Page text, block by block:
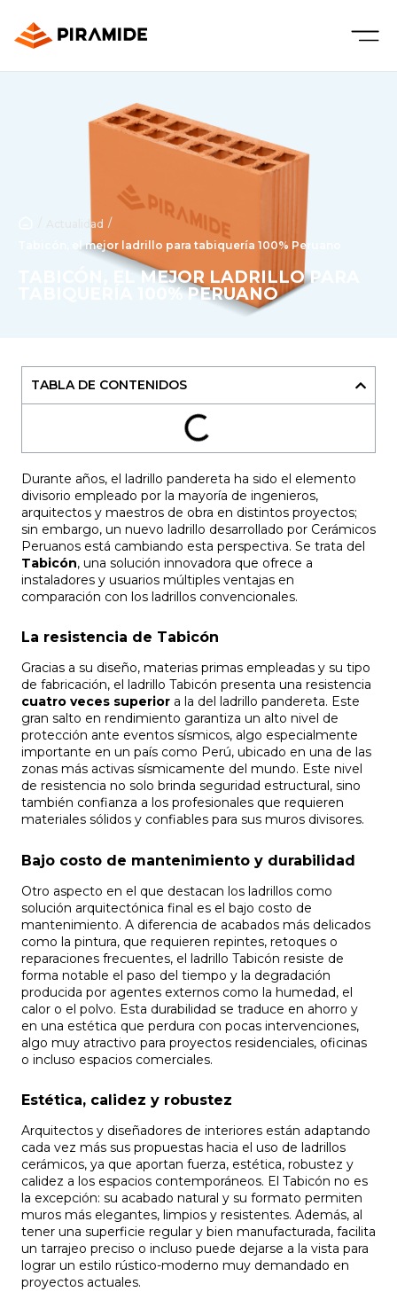
Actualidad /
Tabicón, el mejor ladrillo para tabiquería 100% Peruano
TABICÓN, EL MEJOR LADRILLO PARA
TABIQUERÍA 100% PERUANO
TABLA DE CONTENIDOS
Durante años, el ladrillo pandereta ha sido el elemento
divisorio empleado por la mayoría de ingenieros,
arquitectos y maestros de obra en distintos proyectos;
sin embargo, un nuevo ladrillo desarrollado por Cerámicos
Peruanos está cambiando esta perspectiva. Se trata del
Tabicón, una solución innovadora que ofrece a
instaladores y usuarios múltiples ventajas en
comparación con los ladrillos convencionales.
La resistencia de Tabicón
Gracias a su diseño, materias primas empleadas y su tipo
de fabricación, el ladrillo Tabicón presenta una resistencia
cuatro veces superior a la del ladrillo pandereta. Este
gran salto en rendimiento garantiza un alto nivel de
protección ante eventos sísmicos, algo especialmente
importante en un país como Perú, ubicado en una de las
zonas más activas sísmicamente del mundo. Este nivel
de resistencia no solo brinda seguridad estructural, sino
también confianza a los profesionales que requieren
materiales sólidos y confiables para sus muros divisores.
Bajo costo de mantenimiento y durabilidad
Otro aspecto en el que destacan los ladrillos como
solución arquitectónica final es el bajo costo de
mantenimiento. A diferencia de acabados más delicados
como la pintura, que requieren repintes, retoques o
reparaciones frecuentes, el ladrillo Tabicón resiste de
forma notable el paso del tiempo y la degradación
producida por agentes externos como la humedad, el
calor o el polvo. Esta durabilidad se traduce en ahorro y
en una estética que perdura con pocas intervenciones,
algo muy atractivo para proyectos residenciales, oficinas
o incluso espacios comerciales.
Estética, calidez y robustez
Arquitectos y diseñadores de interiores están adaptando
cada vez más sus propuestas hacia el uso de ladrillos
cerámicos, ya que aportan fuerza, estética, robustez y
calidez a los espacios contemporáneos. El Tabicón no es
la excepción: su acabado natural y su formato permiten
muros más elegantes, limpios y resistentes. Además, al
tener una superficie regular y bien manufacturada, facilita
un tarrajeo preciso o incluso puede dejarse a la vista para
lograr un estilo rústico-moderno muy demandado en
proyectos actuales.